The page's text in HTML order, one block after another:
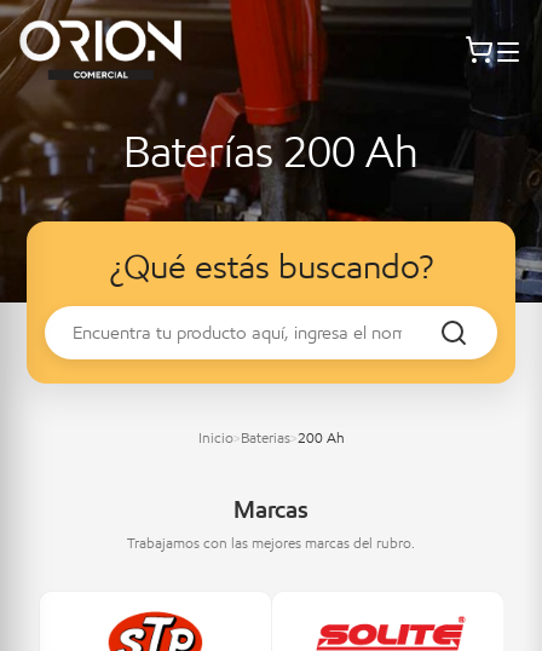
Baterías 200 Ah
¿Qué estás buscando?
Inicio>Baterias>200 Ah
Marcas
Trabajamos con las mejores marcas del rubro.